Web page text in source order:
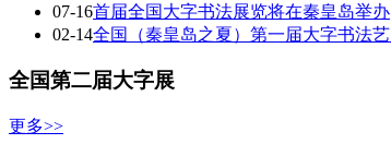
07-16首届全国大字书法展览将在秦皇岛举办
02-14全国（秦皇岛之夏）第一届大字书法艺
全国第二届大字展
更多>>